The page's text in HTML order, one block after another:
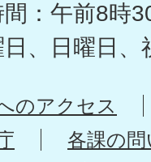
間：午前8時
日、日曜日
のアクセス
各課の